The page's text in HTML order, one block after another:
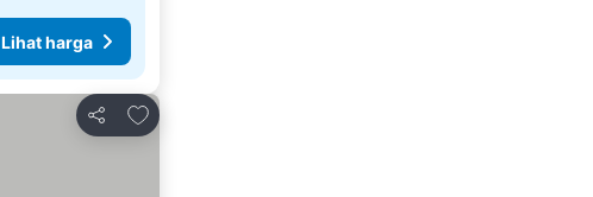
Lihat harga
Kongsi
Tambah ke favorit